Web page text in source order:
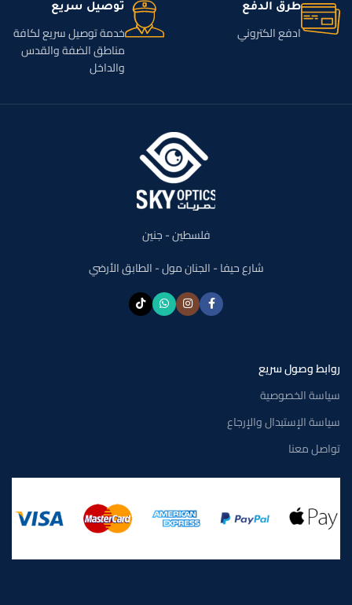
طرق الدفع
ادفع الكتروني
توصيل سريع
خدمة توصيل سريع لكافة
مناطق الضفة والقدس
والداخل
فلسطين - جنين
شارع حيفا - الجنان مول - الطابق الأرضي
روابط وصول سريع
سياسة الخصوصية
سياسة الإستبدال والإرجاع
تواصل معنا